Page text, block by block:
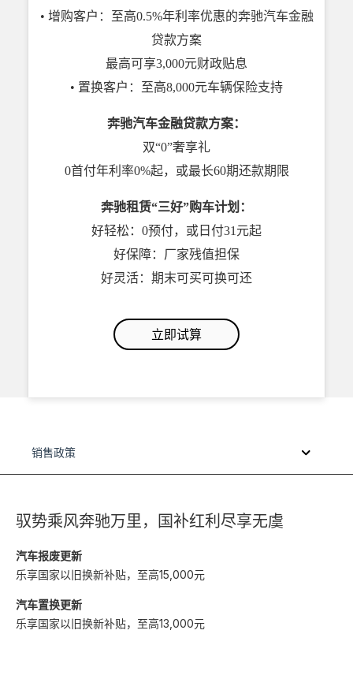
• 增购客户：至高0.5%年利率优惠的奔驰汽车金融
贷款方案
最高可享3,000元财政贴息
• 置换客户：至高8,000元车辆保险支持
奔驰汽车金融贷款方案：
双“0”奢享礼
0首付年利率0%起，或最长60期还款期限
奔驰租赁“三好”购车计划：
好轻松：0预付，或日付31元起
好保障：厂家残值担保
好灵活：期末可买可换可还
立即试算
销售政策
驭势乘风奔驰万里，国补红利尽享无虞
汽车报废更新
乐享国家以旧换新补贴，至高15,000元
汽车置换更新
乐享国家以旧换新补贴，至高13,000元